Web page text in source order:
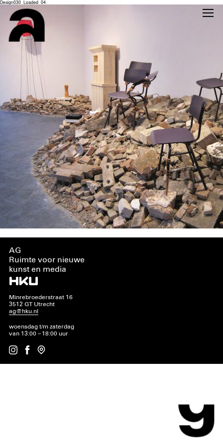
Design030_Loaded_04
AG
Ruimte voor nieuwe
kunst en media
Minrebroederstraat 16
3512 GT Utrecht
ag@hku.nl
woensdag t/m zaterdag
van 13:00 – 18:00 uur